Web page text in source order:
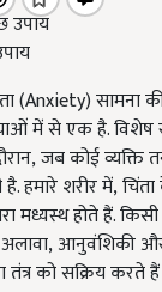
(Anxiety) सामना
में से एक है.
,जब कोई व्यक्ति
हमारे शरीर में,
मध्यस्थ होते हैं.
,आनुवंशिकी
तंत्र को सक्रिय